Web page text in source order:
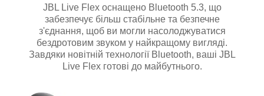
JBL Live Flex оснащено Bluetooth 5.3, що
забезпечує більш стабільне та безпечне
з'єднання, щоб ви могли насолоджуватися
бездротовим звуком у найкращому вигляді.
Завдяки новітній технології Bluetooth, ваші JBL
Live Flex готові до майбутнього.